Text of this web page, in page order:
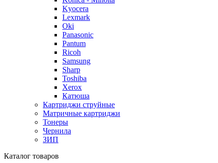
Kyocera
Lexmark
Oki
Panasonic
Pantum
Ricoh
Samsung
Sharp
Toshiba
Xerox
Катюша
Картриджи струйные
Матричные картриджи
Тонеры
Чернила
ЗИП
Каталог товаров